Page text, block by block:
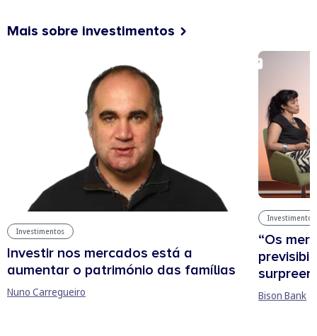
Mais sobre investimentos
Investimentos
Investir nos mercados está a
aumentar o património das famílias
Nuno Carregueiro
Investimentos
“Os
Bison Bank